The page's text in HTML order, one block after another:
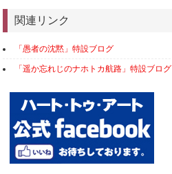
関連リンク
「愚者の沈黙」特設ブログ
「遥か忘れじのナホトカ航路」特設ブログ